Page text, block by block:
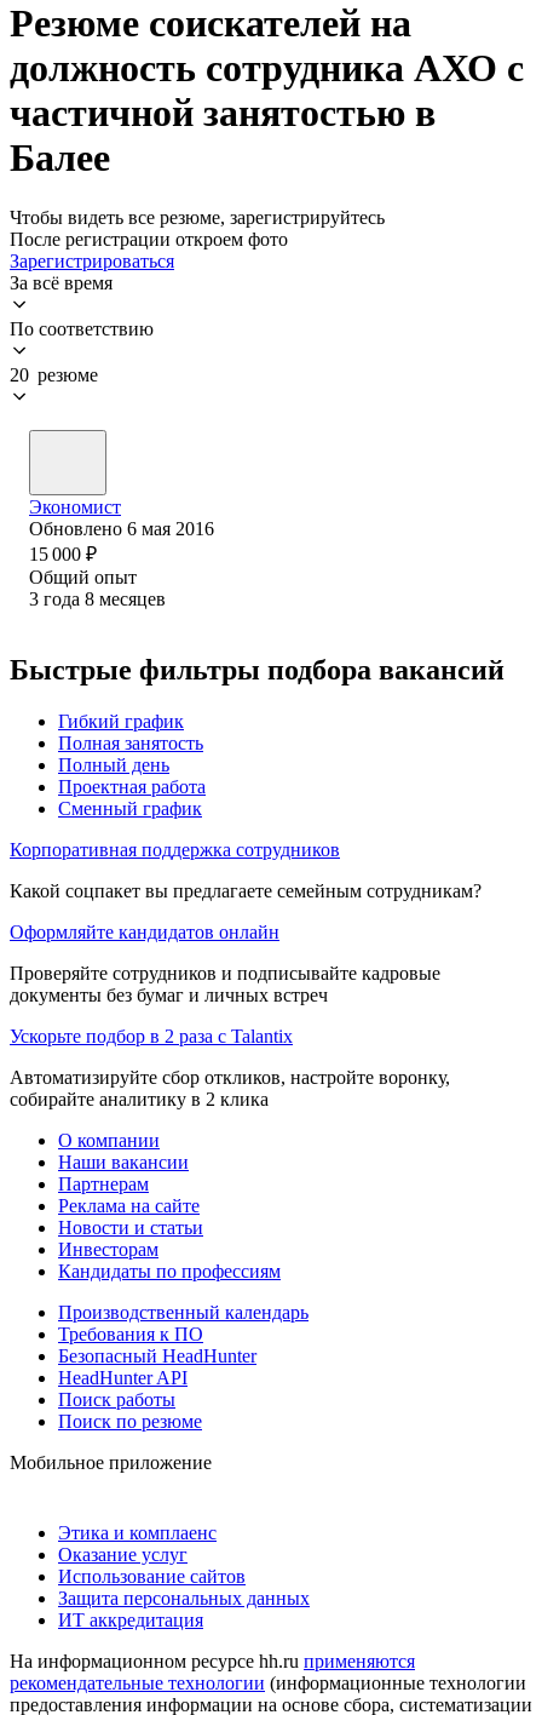
Резюме соискателей на
должность сотрудника АХО с
частичной занятостью в
Балее
Чтобы видеть все резюме, зарегистрируйтесь
После регистрации откроем фото
Зарегистрироваться
За всё время
По соответствию
20 резюме
Экономист
Обновлено 6 мая 2016
15 000 ₽
Общий опыт
3 года 8 месяцев
Быстрые фильтры подбора вакансий
Гибкий график
Полная занятость
Полный день
Проектная работа
Сменный график
Корпоративная поддержка сотрудников
Какой соцпакет вы предлагаете семейным сотрудникам?
Оформляйте кандидатов онлайн
Проверяйте сотрудников и подписывайте кадровые
документы без бумаг и личных встреч
Ускорьте подбор в 2 раза с Talantix
Автоматизируйте сбор откликов, настройте воронку,
собирайте аналитику в 2 клика
О компании
Наши вакансии
Партнерам
Реклама на сайте
Новости и статьи
Инвесторам
Кандидаты по профессиям
Производственный календарь
Требования к ПО
Безопасный HeadHunter
HeadHunter API
Поиск работы
Поиск по резюме
Мобильное приложение
Этика и комплаенс
Оказание услуг
Использование сайтов
Защита персональных данных
ИТ аккредитация
На информационном ресурсе hh.ru применяются
рекомендательные технологии (информационные технологии
предоставления информации на основе сбора, систематизации